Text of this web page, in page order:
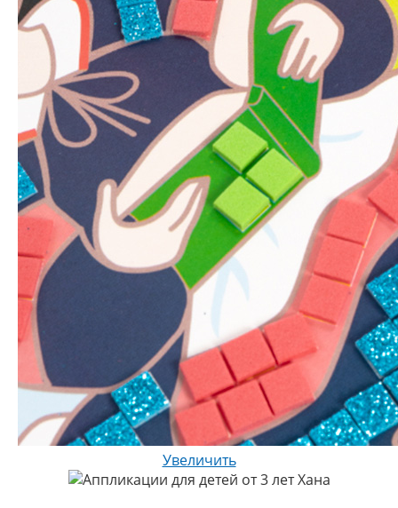
Увеличить